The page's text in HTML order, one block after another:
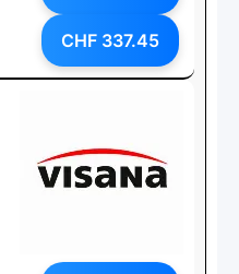
CHF 337.45